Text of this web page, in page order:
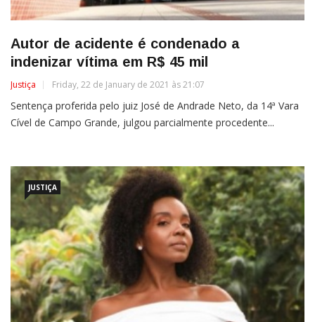
Autor de acidente é condenado a
indenizar vítima em R$ 45 mil
Justiça Friday, 22 de January de 2021 às 21:07
Sentença proferida pelo juiz José de Andrade Neto, da 14ª Vara
Cível de Campo Grande, julgou parcialmente procedente...
JUSTIÇA